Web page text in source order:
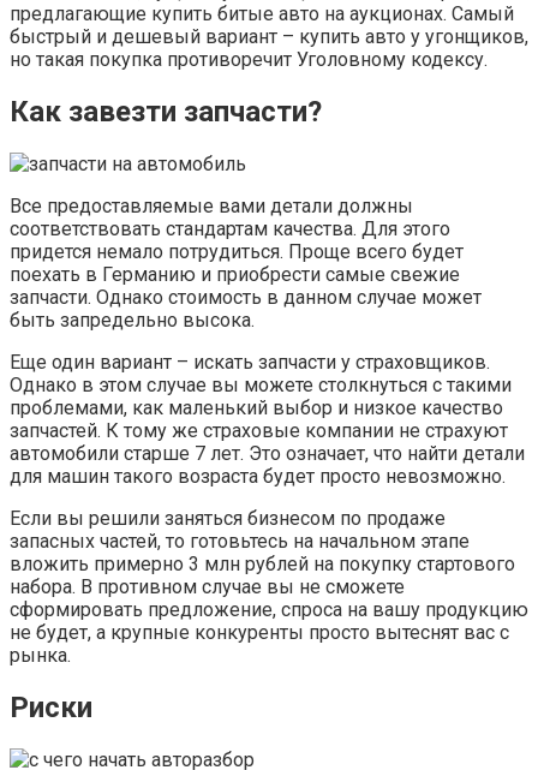
предлагающие купить битые авто на аукционах. Самый
быстрый и дешевый вариант – купить авто у угонщиков,
но такая покупка противоречит Уголовному кодексу.
Как завезти запчасти?
Все предоставляемые вами детали должны
соответствовать стандартам качества. Для этого
придется немало потрудиться. Проще всего будет
поехать в Германию и приобрести самые свежие
запчасти. Однако стоимость в данном случае может
быть запредельно высока.
Еще один вариант – искать запчасти у страховщиков.
Однако в этом случае вы можете столкнуться с такими
проблемами, как маленький выбор и низкое качество
запчастей. К тому же страховые компании не страхуют
автомобили старше 7 лет. Это означает, что найти детали
для машин такого возраста будет просто невозможно.
Если вы решили заняться бизнесом по продаже
запасных частей, то готовьтесь на начальном этапе
вложить примерно 3 млн рублей на покупку стартового
набора. В противном случае вы не сможете
сформировать предложение, спроса на вашу продукцию
не будет, а крупные конкуренты просто вытеснят вас с
рынка.
Риски